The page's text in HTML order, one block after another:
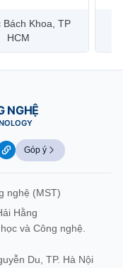
Việt Nam –
Post
NGHỆ
Góp ý
nghệ (MST)
Hằng
và Công nghệ.
Du, TP. Hà Nội